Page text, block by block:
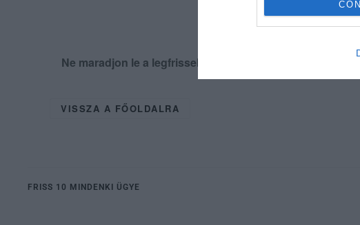
Ne maradjon le a legfrissebb hírekről, kövessen
VISSZA A FŐOLDALRA
FRISS 10 MINDENKI ÜGYE